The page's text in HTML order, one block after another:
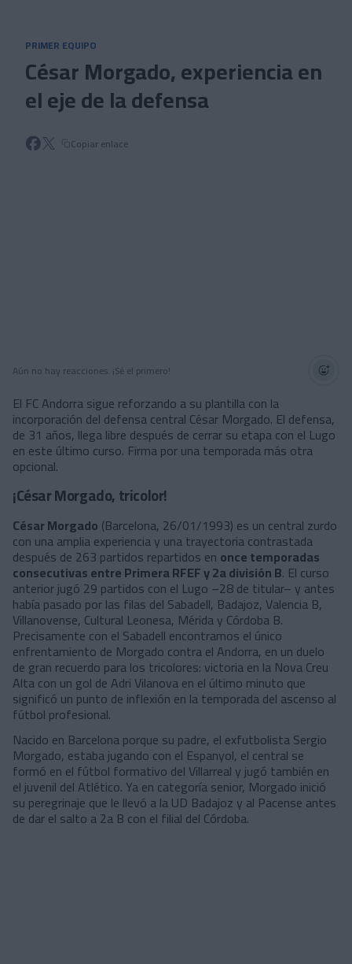
PRIMER EQUIPO
César Morgado, experiencia en
el eje de la defensa
Copiar enlace
Aún no hay reacciones. ¡Sé el primero!
El FC Andorra sigue reforzando a su plantilla con la
incorporación del defensa central César Morgado. El defensa,
de 31 años, llega libre después de cerrar su etapa con el Lugo
en este último curso. Firma por una temporada más otra
opcional.
¡César Morgado, tricolor!
César Morgado (Barcelona, ​​26/01/1993) es un central zurdo
con una amplia experiencia y una trayectoria contrastada
después de 263 partidos repartidos en once temporadas
consecutivas entre Primera RFEF y 2a división B. El curso
anterior jugó 29 partidos con el Lugo –28 de titular– y antes
había pasado por las filas del Sabadell, Badajoz, Valencia B,
Villanovense, Cultural Leonesa, Mérida y Córdoba B.
Precisamente con el Sabadell encontramos el único
enfrentamiento de Morgado contra el Andorra, en un duelo
de gran recuerdo para los tricolores: victoria en la Nova Creu
Alta con un gol de Adri Vilanova en el último minuto que
significó un punto de inflexión en la temporada del ascenso al
fútbol profesional.
Nacido en Barcelona porque su padre, el exfutbolista Sergio
Morgado, estaba jugando con el Espanyol, el central se
formó en el fútbol formativo del Villarreal y jugó también en
el juvenil del Atlético. Ya en categoría senior, Morgado inició
su peregrinaje que le llevó a la UD Badajoz y al Pacense antes
de dar el salto a 2a B con el filial del Córdoba.